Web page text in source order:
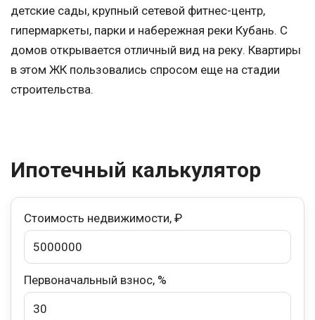
детские сады, крупный сетевой фитнес-центр,
гипермаркеты, парки и набережная реки Кубань. С
домов открывается отличный вид на реку. Квартиры
в этом ЖК пользовались спросом еще на стадии
строительства.
Ипотечный калькулятор
Стоимость недвижимости, ₽
Первоначальный взнос, %